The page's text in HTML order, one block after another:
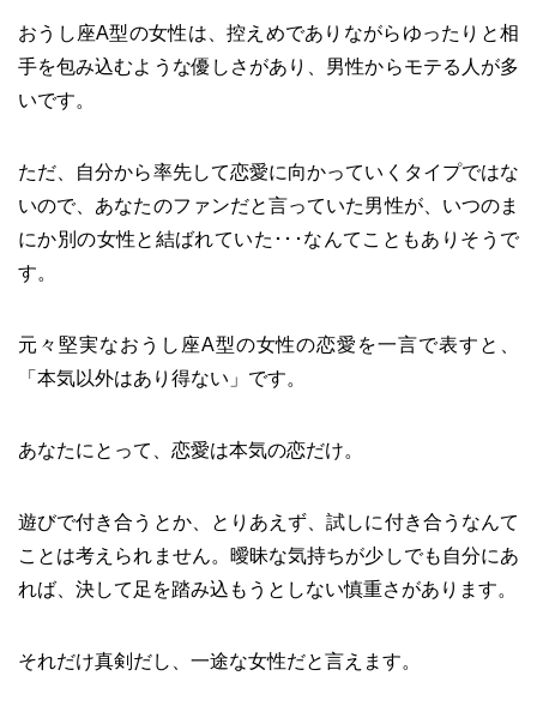
おうし座A型の女性は、控えめでありながらゆったりと相
手を包み込むような優しさがあり、男性からモテる人が多
いです。
ただ、自分から率先して恋愛に向かっていくタイプではな
いので、あなたのファンだと言っていた男性が、いつのま
にか別の女性と結ばれていた･･･なんてこともありそうで
す。
元々堅実なおうし座A型の女性の恋愛を一言で表すと、
「本気以外はあり得ない」です。
あなたにとって、恋愛は本気の恋だけ。
遊びで付き合うとか、とりあえず、試しに付き合うなんて
ことは考えられません。曖昧な気持ちが少しでも自分にあ
れば、決して足を踏み込もうとしない慎重さがあります。
それだけ真剣だし、一途な女性だと言えます。